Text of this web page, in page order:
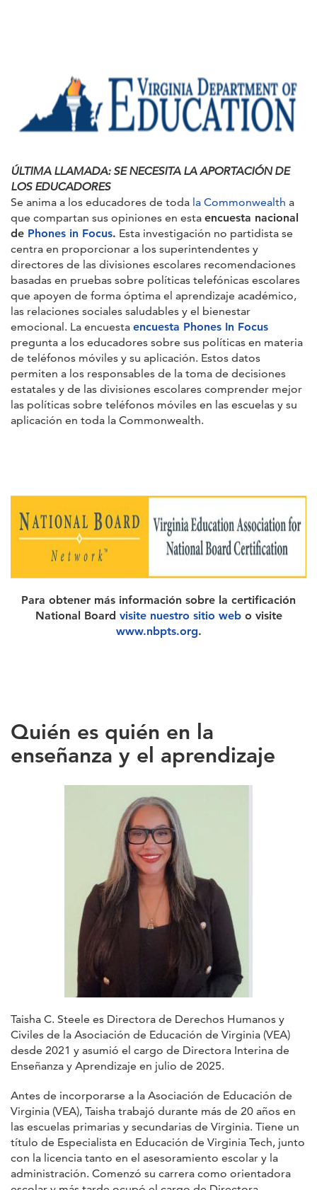
ÚLTIMA LLAMADA: SE NECESITA LA APORTACIÓN DE
LOS EDUCADORES
Se anima a los educadores de toda la Commonwealth a
que compartan sus opiniones en esta encuesta nacional
de Phones in Focus. Esta investigación no partidista se
centra en proporcionar a los superintendentes y
directores de las divisiones escolares recomendaciones
basadas en pruebas sobre políticas telefónicas escolares
que apoyen de forma óptima el aprendizaje académico,
las relaciones sociales saludables y el bienestar
emocional. La encuesta encuesta Phones In Focus
pregunta a los educadores sobre sus políticas en materia
de teléfonos móviles y su aplicación. Estos datos
permiten a los responsables de la toma de decisiones
estatales y de las divisiones escolares comprender mejor
las políticas sobre teléfonos móviles en las escuelas y su
aplicación en toda la Commonwealth.
Para obtener más información sobre la certificación
National Board visite nuestro sitio webo visite
www.nbpts.org.
Quién es quién en la
enseñanza y el aprendizaje
Taisha C. Steele es Directora de Derechos Humanos y
Civiles de la Asociación de Educación de Virginia (VEA)
desde 2021 y asumió el cargo de Directora Interina de
Enseñanza y Aprendizaje en julio de 2025.
Antes de incorporarse a la Asociación de Educación de
Virginia (VEA), Taisha trabajó durante más de 20 años en
las escuelas primarias y secundarias de Virginia. Tiene un
título de Especialista en Educación de Virginia Tech, junto
con la licencia tanto en el asesoramiento escolar y la
administración. Comenzó su carrera como orientadora